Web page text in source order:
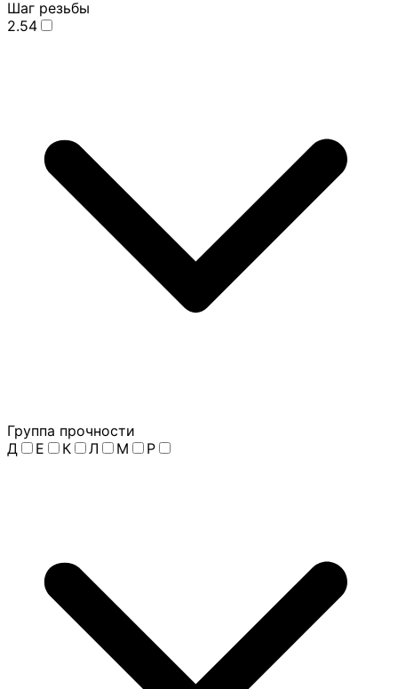
Шаг резьбы
2.54
Группа прочности
Д
Е К Л М Р